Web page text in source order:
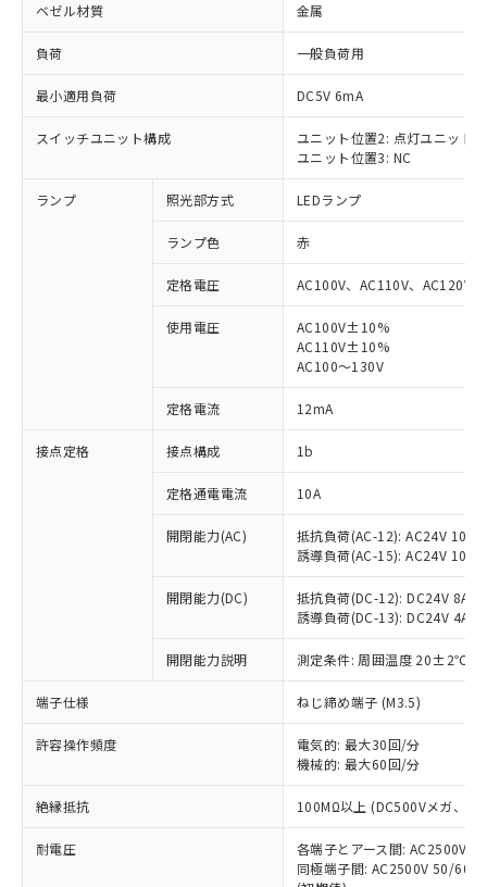
ベゼル材質 金属
負荷 一般負荷用
最小適用負荷 DC5V 6mA
スイッチユニット構成
ユニット位置2: 点灯ユニット
ユニット位置3: NC
ランプ 照光部方式 LEDランプ
ランプ色 赤
定格電圧 AC100V、AC110V、AC120V
使用電圧
AC100V±10%
AC110V±10%
AC100～130V
定格電流 12mA
接点定格 接点構成 1b
定格通電電流 10A
開閉能力(AC)
抵抗負荷(AC-12): AC24V 10A/
誘導負荷(AC-15): AC24V
開閉能力(DC)
抵抗負荷(DC-12): DC24V 8A/
誘導負荷(DC-13): DC24V 4A/
開閉能力説明 測定条件: 周囲温度 20±2℃、
端子仕様 ねじ締め端子 (M3.5)
許容操作頻度
電気的: 最大30回/分
機械的: 最大60回/分
絶縁抵抗 100MΩ以上 (DC500Vメガ、点
耐電圧
各端子とアース間: AC2500V
同極端子間: AC2500V 50/
ご利用条件
以下の条件をお読みいただき、同意のうえ
本サービスは、当社制御機器事業取扱
商品の当社在庫状況および標準価格
(税抜)を提供させていただくもので
当社制御機器事業取扱商品の中には、
ことをご了承ください。
在庫状況および標準価格照会結果は、
記載している更新日時点での社内デー
タに基づき作成されるものであり、閲
覧された時点での実際の在庫および標
準価格とは異なる場合があることをご
対応済み：EU RoHS指令（10物質）の
非含有に対応した製品が提供可能な商品で
す。
対応予定：EU RoHS指令（10物質）の非含
有に対応した製品に切り替える予定のある
対応予定なし：EU RoHS指令（10物質）の
非含有に非対応の商品で、対応品を出す予
調査・確認中：EU RoHS指令（10物質）の
非含有の対応状況を調査中または確認中の
非該当品：ライセンス料など無形物で、有
害物質有無と関係のない商品です。
仕入先様の事情により、非含有部品として
いたものが、含有品と判明した場合などや
むを得ず変更することがあります。
*EU RoHS指令（10物質）：
鉛(Pb) 1000ppm以下、 水銀(Hg) 1000ppm以下、 カド
六価クロム(Cr(Ⅵ)) 1000ppm以下、ポリ臭化ビフェニル
類(PBB) 1000ppm以下、ポリ臭化ジフェニルエーテル類
「○」：最大均質材料含有率が中国RoHSの
基準値以下であることを示します。
「×」：最大均質材料含有率が中国RoHSの
基準値を超えていることを示します。
「－」：未確認です。当社販売部門へお問
*中国RoHS10物質の基準値 (GB/T26572)：
Pb(鉛) :1000ppm、 Hg(水銀) : 1000ppm、 Cd(カドミウ
Cr(Ⅵ)(六価クロム) : 1000ppm、 PBBs(ポリ臭化ビフェ
当社は、これら貴社製品のうち、外国
為替および外国貿易法に定める商品
または国外への提供する場合は、日本
国政府の輸出許可(または役務取引許
可)を取得するなどの必要な手続きを